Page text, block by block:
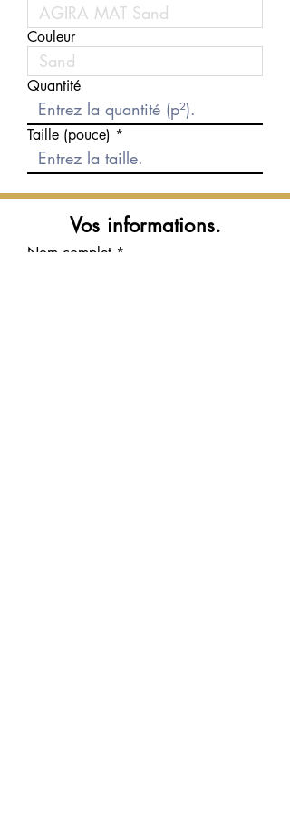
Couleur
Quantité
Taille (pouce)
Vos informations.
Nom complet